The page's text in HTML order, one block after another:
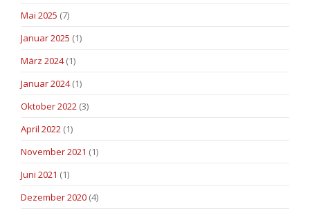
Mai 2025 (7)
Januar 2025 (1)
März 2024(1)
Januar 2024(1)
Oktober 2022 (3)
April 2022 (1)
November 2021 (1)
Juni 2021 (1)
Dezember 2020 (4)